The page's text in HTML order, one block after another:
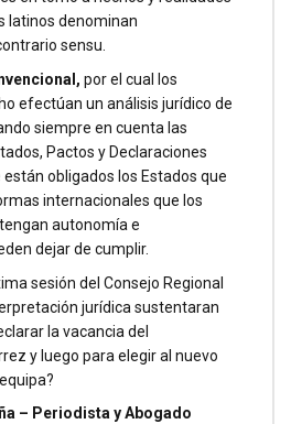
latinos denominan
sensu.
por el cual los
efectúan un análisis jurídico de
siempre en cuenta las
Pactos y Declaraciones
obligados los Estados que
internacionales que los
autonomía e
dejar de cumplir.
sesión del Consejo Regional
jurídica sustentaran
la vacancia del
y luego para elegir al nuevo
– Periodista y Abogado